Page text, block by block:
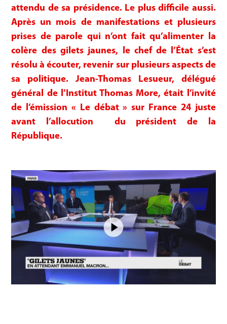
attendu de sa présidence. Le plus difficile aussi.
Après un mois de manifestations et plusieurs
prises de parole qui n’ont fait qu’alimenter la
colère des gilets jaunes, le chef de l’État s’est
résolu à écouter, revenir sur plusieurs aspects de
sa politique. Jean-Thomas Lesueur, délégué
général de l’Institut Thomas More, était l’invité
de l’émission « Le débat » sur France 24 juste
avant l’allocution du président de la
République.